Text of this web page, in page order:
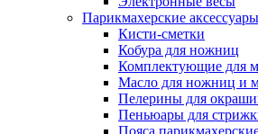
Парикмахерские аксессуары
Кисти-сметки
Кобура для ножниц
Комплектующие для
Масло для ножниц и
Пелерины для
Пеньюары для
Пояса